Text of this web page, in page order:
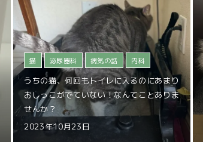
猫 泌尿器科 病気の話 内科
うちの猫、何回もトイレに入るのにあまり
おしっこがでていない！なんてことありま
せんか？
2023年10月23日